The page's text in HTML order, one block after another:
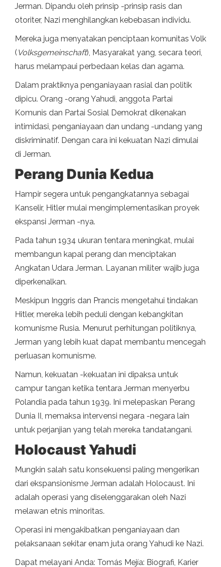
Jerman. Dipandu oleh prinsip -prinsip rasis dan
otoriter, Nazi menghilangkan kebebasan individu.
Mereka juga menyatakan penciptaan komunitas Volk
( Volksgemeinschaft), Masyarakat yang, secara teori,
harus melampaui perbedaan kelas dan agama.
Dalam praktiknya penganiayaan rasial dan politik
dipicu. Orang -orang Yahudi, anggota Partai
Komunis dan Partai Sosial Demokrat dikenakan
intimidasi, penganiayaan dan undang -undang yang
diskriminatif. Dengan cara ini kekuatan Nazi dimulai
di Jerman.
Perang Dunia Kedua
Hampir segera untuk pengangkatannya sebagai
Kanselir, Hitler mulai mengimplementasikan proyek
ekspansi Jerman -nya.
Pada tahun 1934 ukuran tentara meningkat, mulai
membangun kapal perang dan menciptakan
Angkatan Udara Jerman. Layanan militer wajib juga
diperkenalkan.
Meskipun Inggris dan Prancis mengetahui tindakan
Hitler, mereka lebih peduli dengan kebangkitan
komunisme Rusia. Menurut perhitungan politiknya,
Jerman yang lebih kuat dapat membantu mencegah
perluasan komunisme.
Namun, kekuatan -kekuatan ini dipaksa untuk
campur tangan ketika tentara Jerman menyerbu
Polandia pada tahun 1939. Ini melepaskan Perang
Dunia II, memaksa intervensi negara -negara lain
untuk perjanjian yang telah mereka tandatangani.
Holocaust Yahudi
Mungkin salah satu konsekuensi paling mengerikan
dari ekspansionisme Jerman adalah Holocaust. Ini
adalah operasi yang diselenggarakan oleh Nazi
melawan etnis minoritas.
Operasi ini mengakibatkan penganiayaan dan
pelaksanaan sekitar enam juta orang Yahudi ke Nazi.
Dapat melayani Anda: Tomás Mejía: Biografi, Karier